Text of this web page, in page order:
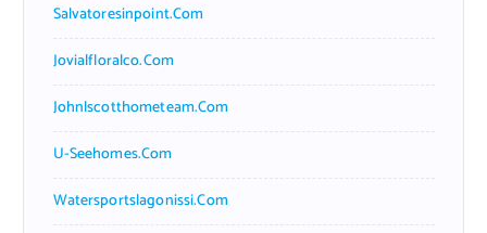
Salvatoresinpoint.com
Jovialfloralco.com
Johnlscotthometeam.com
U-Seehomes.com
Watersportslagonissi.com